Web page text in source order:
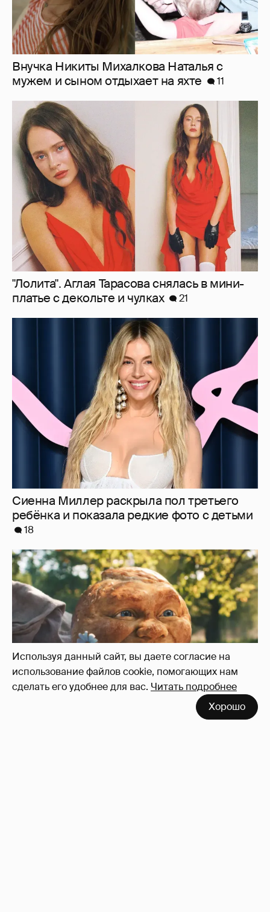
Используя данный сайт, вы даете согласие на
использование файлов cookie, помогающих нам
сделать его удобнее для вас. Читать подробнее
Хорошо
"Лолита". Аглая Тарасова снялась в мини-
платье с декольте и чулках
21
Сиенна Миллер раскрыла пол третьего
ребёнка и показала редкие фото с детьми
"Россия-24" обратилась в прокуратуру и СК
из-за угроз в адрес создателей "Колобка"